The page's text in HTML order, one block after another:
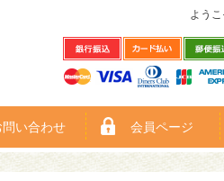
よう
問い合わせ 会員ページ